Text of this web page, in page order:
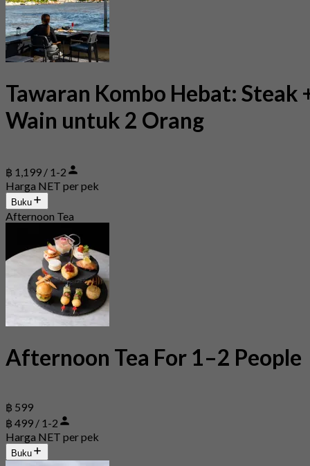
Tawaran Kombo Hebat: Steak
Wain untuk 2 Orang
฿ 1,199 / 1-2
Harga NET per pek
Buku
Afternoon Tea
Afternoon Tea For 1–2 People
฿ 599
฿ 499 / 1-2
Harga NET per pek
Buku